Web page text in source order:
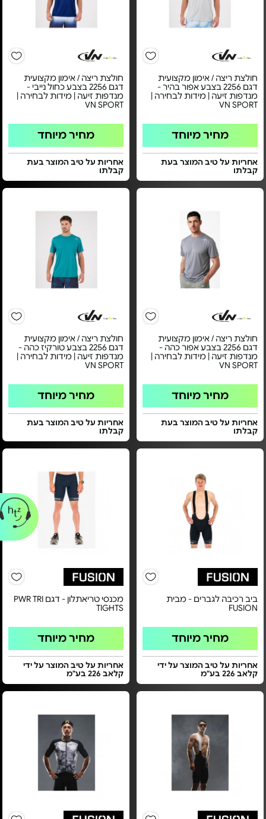
חולצת ריצה / אימון מקצועית
דגם 2256 בצבע אפור בהיר -
מנדפות זיעה | מידות לבחירה |
VN SPORT
מחיר מיוחד
אחריות על טיב המוצר בעת
קבלתו
חולצת ריצה / אימון מקצועית
דגם 2256 בצבע כחול נייבי -
מנדפות זיעה | מידות לבחירה |
VN SPORT
מחיר מיוחד
אחריות על טיב המוצר בעת
קבלתו
חולצת ריצה / אימון מקצועית
דגם 2256 בצבע אפור כהה -
מנדפות זיעה | מידות לבחירה |
VN SPORT
מחיר מיוחד
אחריות על טיב המוצר בעת
קבלתו
חולצת ריצה / אימון מקצועית
דגם 2256 בצבע טורקיז כהה -
מנדפות זיעה | מידות לבחירה |
VN SPORT
מחיר מיוחד
אחריות על טיב המוצר בעת
קבלתו
ביב רכיבה לגברים - מבית
FUSION
מחיר מיוחד
אחריות על טיב המוצר על ידי
קלאב 226 בע"מ
מכנסי טריאתלון - דגם PWR TRI
TIGHTS
מחיר מיוחד
אחריות על טיב המוצר על ידי
קלאב 226 בע"מ